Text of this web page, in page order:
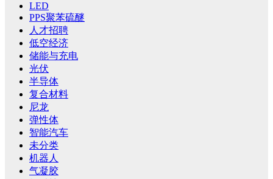
LED
PPS聚苯硫醚
人才招聘
低空经济
储能与充电
光伏
半导体
复合材料
尼龙
弹性体
智能汽车
未分类
机器人
气凝胶